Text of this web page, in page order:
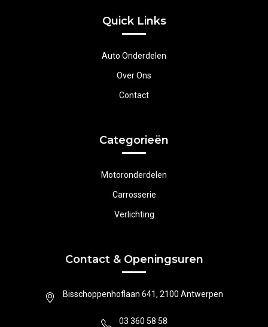
Quick Links
Auto Onderdelen
Over Ons
Contact
Categorieën
Motoronderdelen
Carrosserie
Verlichting
Contact & Openingsuren
Bisschoppenhoflaan 641, 2100 Antwerpen
03 360 58 58